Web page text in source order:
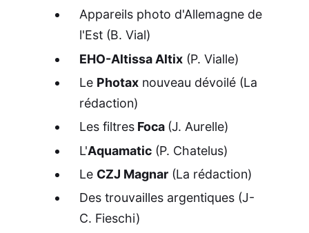
Appareils photo d'Allemagne de
l'Est (B. Vial)
EHO-Altissa Altix (P. Vialle)
Le Photax nouveau dévoilé (La
rédaction)
Les filtres Foca (J. Aurelle)
L'Aquamatic (P. Chatelus)
Le CZJ Magnar (La rédaction)
Des trouvailles argentiques (J-
C. Fieschi)